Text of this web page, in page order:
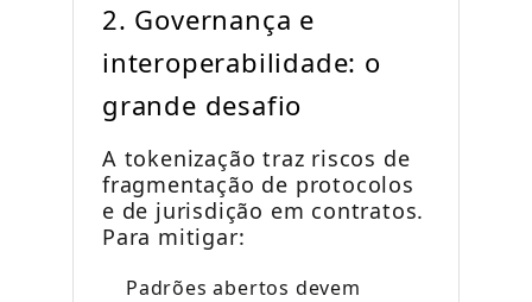
2. Governança e
interoperabilidade: o
grande desafio
A tokenização traz riscos de
fragmentação de protocolos
e de jurisdição em contratos.
Para mitigar:
Padrões abertos devem